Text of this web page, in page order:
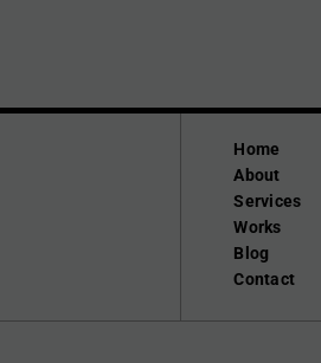
Home
About
Services
Works
Blog
Contact